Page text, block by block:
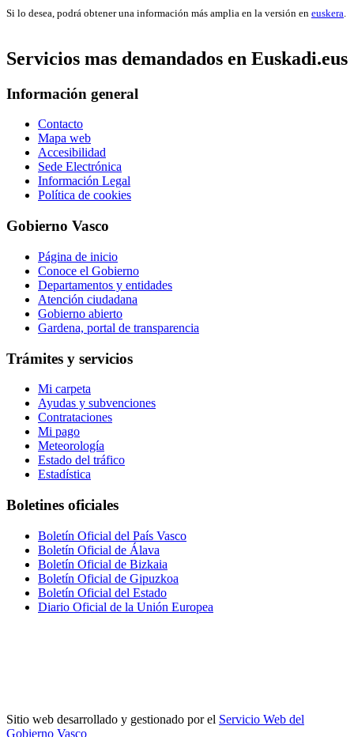
Si lo desea, podrá obtener una información más amplia en la versión en euskera
Servicios mas demandados en Euskadi.eus
Información general
Contacto
Mapa web
Accesibilidad
Sede Electrónica
Información Legal
Política de cookies
Gobierno Vasco
Página de inicio
Conoce el Gobierno
Departamentos y entidades
Atención ciudadana
Gobierno abierto
Gardena, portal de transparencia
Trámites y servicios
Mi carpeta
Ayudas y subvenciones
Contrataciones
Mi pago
Meteorología
Estado del tráfico
Estadística
Boletines oficiales
Boletín Oficial del País Vasco
Boletín Oficial de Álava
Boletín Oficial de Bizkaia
Boletín Oficial de Gipuzkoa
Boletín Oficial del Estado
Diario Oficial de la Unión Europea
Sitio web desarrollado y gestionado por el Servicio Web del
Gobierno Vasco